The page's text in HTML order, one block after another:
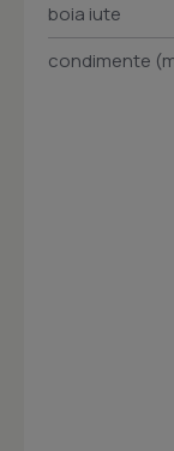
boia iute
condimente